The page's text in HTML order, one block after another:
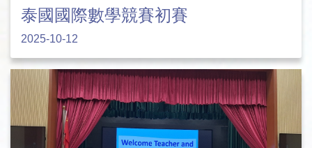
泰國國際數學競賽初賽
2025-10-12